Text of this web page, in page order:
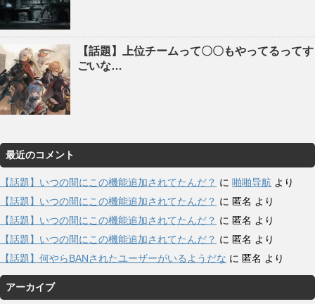
【話題】上位チームって〇〇もやってるってす
ごいな…
最近のコメント
【話題】いつの間にこの機能追加されてたんだ？ に 啪啪导航 より
【話題】いつの間にこの機能追加されてたんだ？ に 匿名 より
【話題】いつの間にこの機能追加されてたんだ？ に 匿名 より
【話題】いつの間にこの機能追加されてたんだ？ に 匿名 より
【話題】何やらBANされたユーザーがいるようだな に 匿名 より
アーカイブ